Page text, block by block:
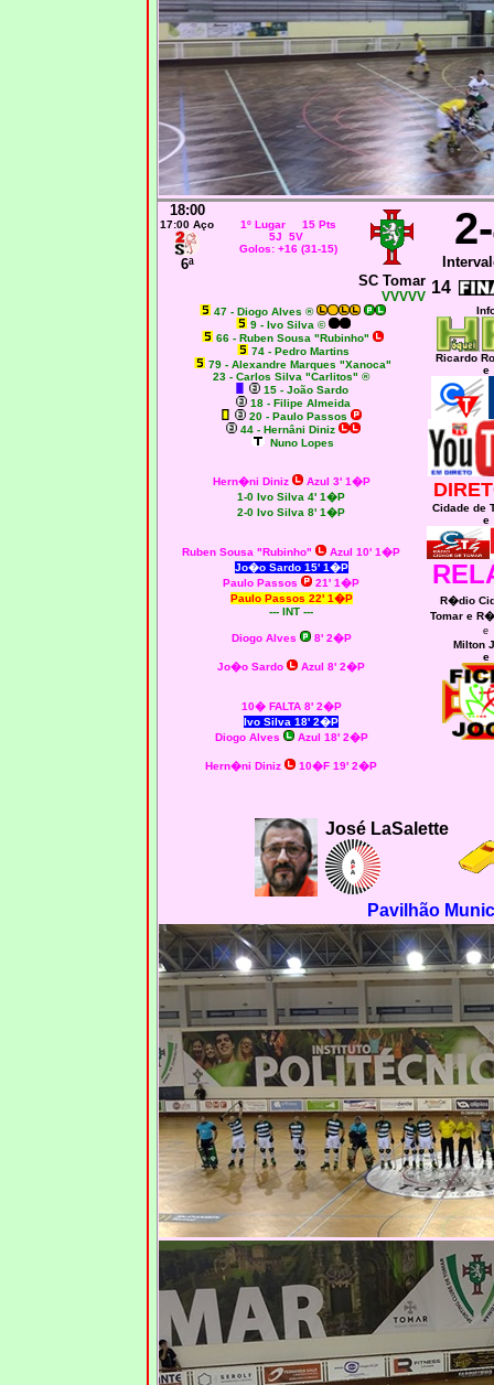
18:00
17:00 Aço
6ª
1º Lugar 15 Pts
5J 5V
Golos: +16 (31-15)
SC Tomar
VVVVV 14
47 - Diogo Alves ®
9 - Ivo Silva ©
66 - Ruben Sousa "Rubinho"
74 - Pedro Martins
79 - Alexandre Marques "Xanoca"
23 - Carlos Silva "Carlitos" ®
15 - João Sardo
18 - Filipe Almeida
20 - Paulo Passos
44 - Hernâni Diniz
Nuno Lopes
Hern�ni Diniz
Azul 3' 1�P
1-0 Ivo Silva 4' 1�P
2-0 Ivo Silva 8' 1�P
Ruben Sousa "Rubinho"
Azul 10' 1�P
Jo�o Sardo 15' 1�P
Paulo Passos
21' 1�P
Paulo Passos 22' 1�P
--- INT ---
Diogo Alves 8' 2�P
Jo�o Sardo Azul 8' 2�P
10� FALTA 8' 2�P
Ivo Silva 18' 2�P
Diogo Alves
Azul 18' 2�P
Hern�ni Diniz 10�F 19' 2�P
Ricardo
e
Cidade de
e
R�dio
Tomar e
e
Milton
e
José LaSalette
Pavilhão